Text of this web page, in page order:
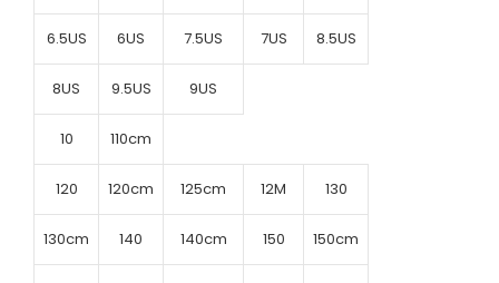
6.5US 6US 7.5US 7US 8.5US
8US 9.5US 9US
10 110cm
120 120cm 125cm 12M 130
130cm 140 140cm 150 150cm